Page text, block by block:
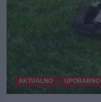
AKTUALNO UPORABNO